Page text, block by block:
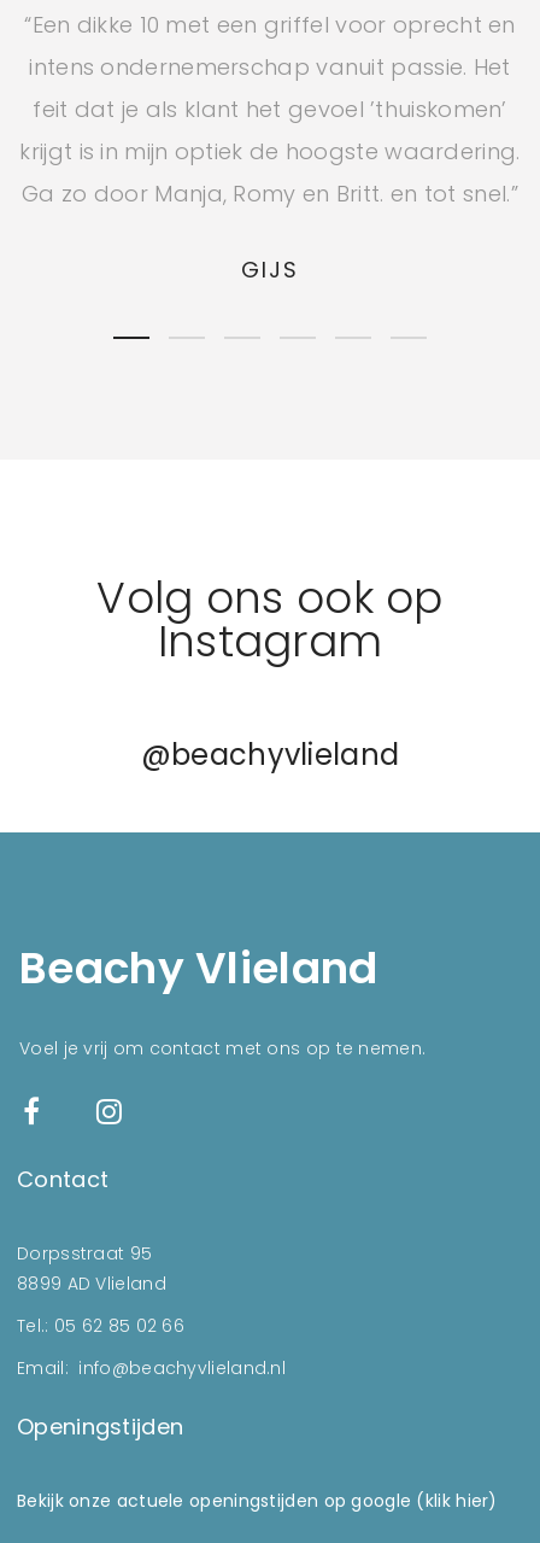
“Altijd een originele outfit of kadootje te
vinden”
IRMA
Volg ons ook op
Instagram
@beachyvlieland
Beachy Vlieland
Voel je vrij om contact met ons op te nemen.
Contact
Dorpsstraat 95
8899 AD Vlieland
Tel.: 05 62 85 02 66
Email: info@beachyvlieland.nl
Openingstijden
Bekijk onze actuele openingstijden op google (klik hier)